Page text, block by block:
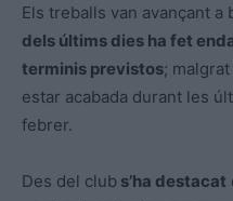
Els treballs van avançant a
dels últims dies ha fet
terminis previstos; malgrat
estar acabada durant les
febrer.
Des del club s’ha destacat